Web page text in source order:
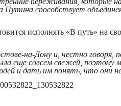
Путина способствует
исполнять «В путь» на
на-Дону и, честно говоря,
еще совсем свежей, поэтому
и дать им понять, что они